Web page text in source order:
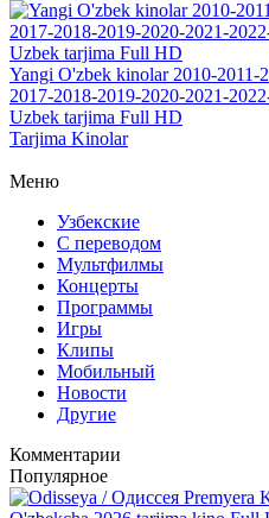
Yangi O'zbek kinolar 2010-2011-
2017-2018-2019-2020-2021-
Uzbek tarjima Full HD
Tarjima Kinolar
Меню
Узбекские
С переводом
Мультфилмы
Концерты
Программы
Игры
Клипы
Мобильный
Новости
Другие
Комментарии
Популярное